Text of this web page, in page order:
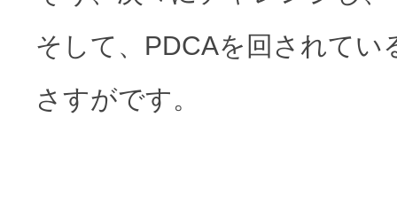
そして、PDCAを回されてい
さすがです。